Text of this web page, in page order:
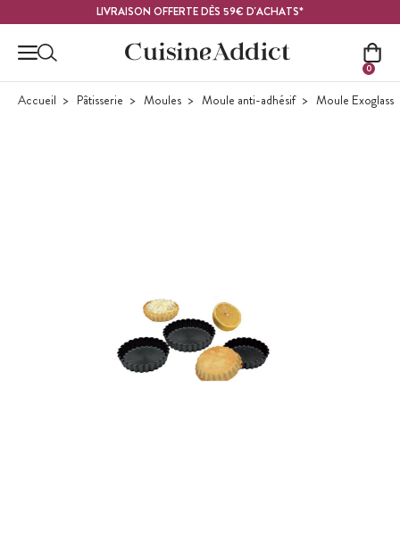
LIVRAISON OFFERTE DÈS 59€ D'ACHATS*
0
Accueil Pâtisserie Moules Moule anti-adhésif Moule Exoglass